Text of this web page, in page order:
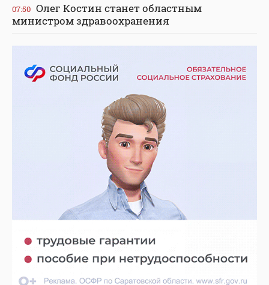
07:50 Олег Костин станет областным
министром здравоохранения